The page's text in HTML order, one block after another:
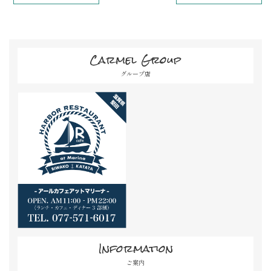
Carmel Group
グループ店
Information
ご案内